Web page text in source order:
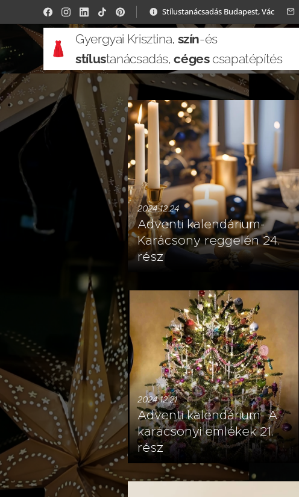
Stílustanácsadás Budapest, Vác
Gyergyai Krisztina, szín-és
stílustanácsadás,cégescsapatépítés
2024.12.24
Adventi kalendárium-
Karácsony reggelén 24.
rész
2024.12.21
Adventi kalendárium- A
karácsonyi emlékek 21.
rész